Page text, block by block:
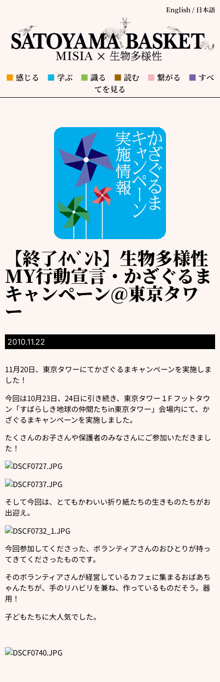
English / 日本語
■ 感じる ■ 学ぶ ■ 識る ■ 読む ■ 繋がる ■ すべ
てを見る
【終了ｲﾍﾞﾝﾄ】生物多様性
MY行動宣言・かざぐるま
キャンペーン@東京タワ
ー
2010.11.22
11月20日、東京タワーにてかざぐるまキャンペーンを実施しま
した！
今回は10月23日、24日に引き続き、東京タワー１F フットタウ
ン「すばらしき地球の仲間たちin東京タワー」会場内にて、か
ざぐるまキャンペーンを実施しました。
たくさんのお子さんや保護者のみなさんにご参加いただきまし
た！
そして今回は、とてもかわいい折り紙たちの生きものたちがお
出迎え。
今回参加してくださった、ボランティアさんのおひとりが持っ
てきてくださったものです。
そのボランティアさんが経営しているカフェに集まるおばあち
ゃんたちが、手のリハビリを兼ね、作っているものだそう。器
用！
子どもたちに大人気でした。